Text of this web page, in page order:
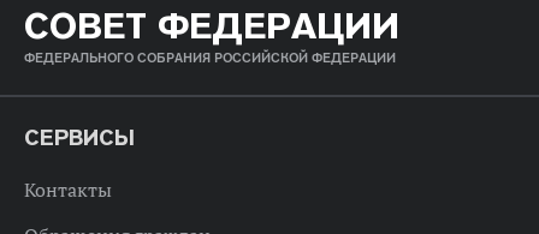
СОВЕТ ФЕДЕРАЦИИ
ФЕДЕРАЛЬНОГО СОБРАНИЯ РОССИЙСКОЙ ФЕДЕРАЦИИ
СЕРВИСЫ
Контакты